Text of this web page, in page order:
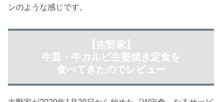
ンのような感じです。
【吉野家】
牛皿・牛カルビ生姜焼き定食を
食べてきたのでレビュー